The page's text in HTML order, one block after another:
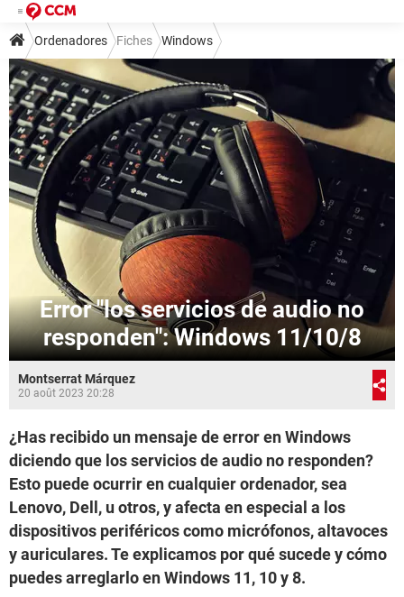
Ordenadores Fiches Windows
Error "los servicios de audio no
responden": Windows 11/10/8
Montserrat Márquez
20 août 2023 20:28
¿Has recibido un mensaje de error en Windows
diciendo que los servicios de audio no responden?
Esto puede ocurrir en cualquier ordenador, sea
Lenovo, Dell, u otros, y afecta en especial a los
dispositivos periféricos como micrófonos, altavoces
y auriculares. Te explicamos por qué sucede y cómo
puedes arreglarlo en Windows 11, 10 y 8.